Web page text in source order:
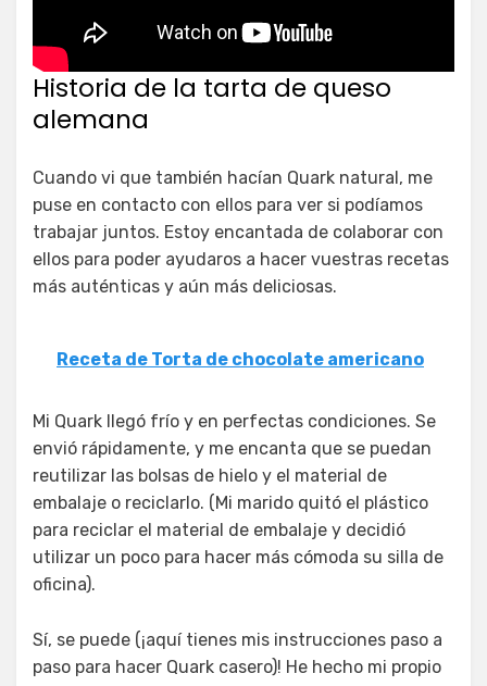
Historia de la tarta de queso
alemana
Cuando vi que también hacían Quark natural, me
puse en contacto con ellos para ver si podíamos
trabajar juntos. Estoy encantada de colaborar con
ellos para poder ayudaros a hacer vuestras recetas
más auténticas y aún más deliciosas.
Receta de Torta de chocolate americano
Mi Quark llegó frío y en perfectas condiciones. Se
envió rápidamente, y me encanta que se puedan
reutilizar las bolsas de hielo y el material de
embalaje o reciclarlo. (Mi marido quitó el plástico
para reciclar el material de embalaje y decidió
utilizar un poco para hacer más cómoda su silla de
oficina).
Sí, se puede (¡aquí tienes mis instrucciones paso a
paso para hacer Quark casero)! He hecho mi propio